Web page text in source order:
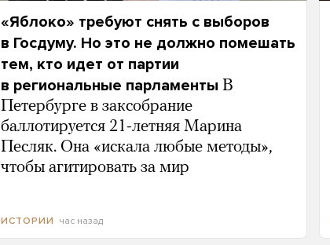
«Яблоко» требуют снять с выборов
в Госдуму. Но это не должно помешать
тем, кто идет от партии
в региональные парламенты В
Петербурге в заксобрание
баллотируется 21-летняя Марина
Песляк. Она «искала любые методы»,
чтобы агитировать за мир
ИСТОРИИ час назад